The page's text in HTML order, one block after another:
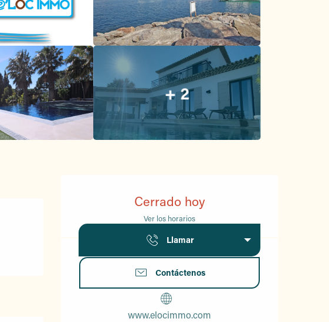
+ 2
Cerrado hoy
Ver los horarios
Llamar
Contáctenos
www.elocimmo.com